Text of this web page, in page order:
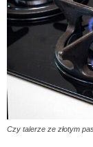
Czy talerze ze złotym